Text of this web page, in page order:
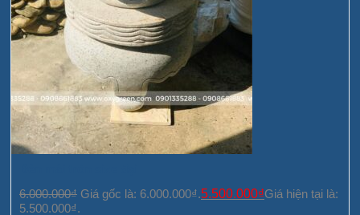
6.000.000₫ Giá gốc là: 6.000.000₫.5.500.000₫Giá hiện tại là:
5.500.000₫.